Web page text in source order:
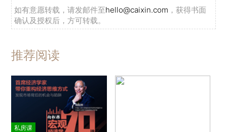
如有意愿转载，请发邮件至hello@caixin.com ，获得书面
确认及授权后，方可转载。
推荐阅读
私房课